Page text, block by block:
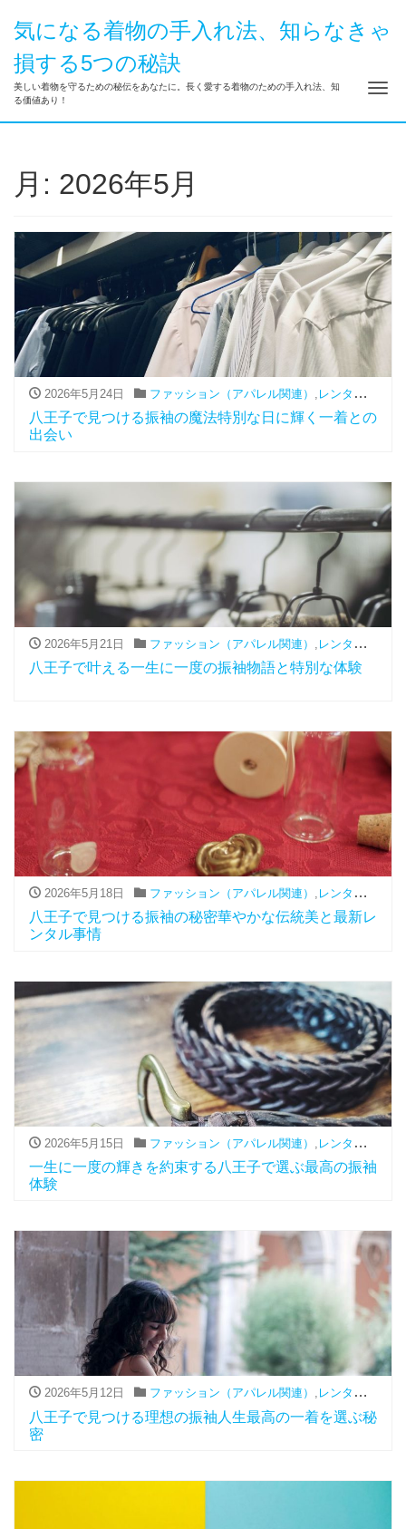
気になる着物の手入れ法、知らなきゃ
損する5つの秘訣
美しい着物を守るための秘伝をあなたに。長く愛する着物のための手入れ法、知
る価値あり！
ナ
月: 2026年5月
2026年5月24日 ファッション（アパレル関連） , レンタル ,
八王子で見つける振袖の魔法特別な日に輝く一着との
出会い
2026年5月21日 ファッション（アパレル関連） レンタル ,
八王子で叶える一生に一度の振袖物語と特別な体験
2026年5月18日 ファッション（アパレル関連） , レンタル ,
八王子で見つける振袖の秘密華やかな伝統美と最新レ
ンタル事情
2026年5月15日 ファッション（アパレル関連） レンタル ,
一生に一度の輝きを約束する八王子で選ぶ最高の振袖
体験
2026年5月12日 ファッション（アパレル関連） , レンタル ,
八王子で見つける理想の振袖人生最高の一着を選ぶ秘
密